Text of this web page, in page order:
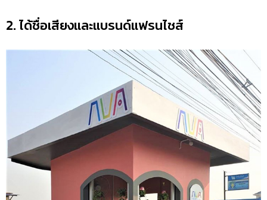
2. ได้ชื่อเสียงและแบรนด์แฟรนไชส์